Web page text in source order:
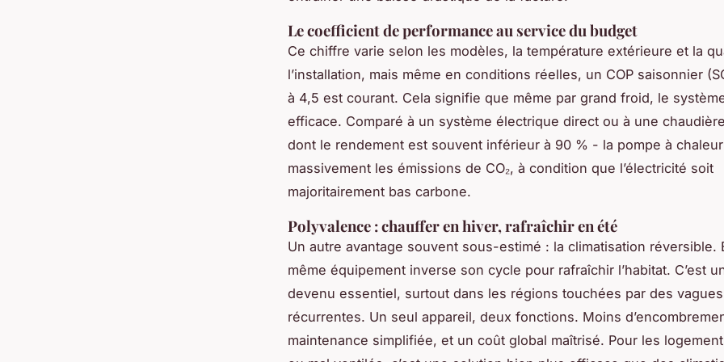
Le coefficient de performance au service du budget
Ce chiffre varie selon les modèles, la température extérieure et la
l’installation, mais même en conditions réelles, un COP saisonnier
à 4,5 est courant. Cela signifie que même par grand froid, le
efficace. Comparé à un système électrique direct ou à une
dont le rendement est souvent inférieur à 90 % - la pompe à
massivement les émissions de CO₂, à condition que l’électricité soit
majoritairement bas carbone.
Polyvalence : chauffer en hiver, rafraîchir en été
Un autre avantage souvent sous-estimé : la climatisation réversible.
même équipement inverse son cycle pour rafraîchir l’habitat. C’est
devenu essentiel, surtout dans les régions touchées par des
récurrentes. Un seul appareil, deux fonctions. Moins
maintenance simplifiée, et un coût global maîtrisé. Pour les